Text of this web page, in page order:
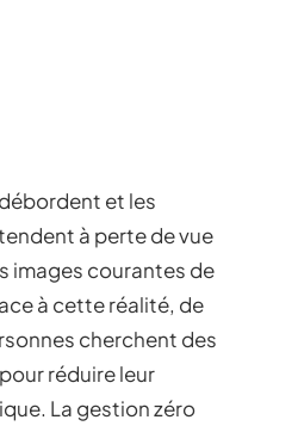
et les
à perte de vue
images courantes de
à cette réalité, de
cherchent des
réduire leur
La gestion zéro